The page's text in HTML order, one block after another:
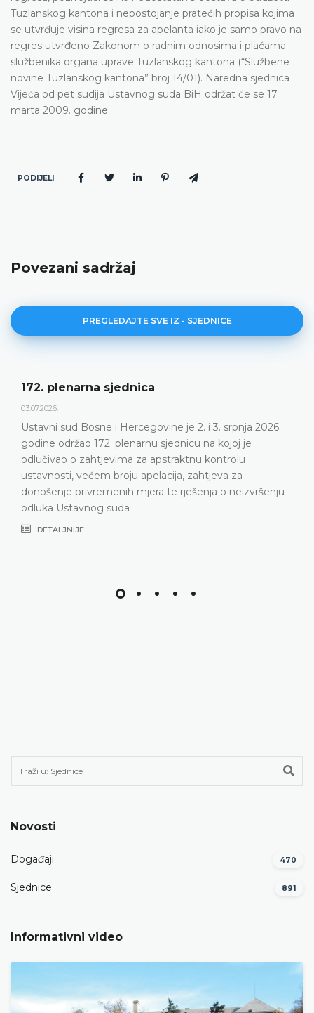
Tuzlanskog kantona i nepostojanje pratećih propisa kojima
se utvrđuje visina regresa za apelanta iako je samo pravo na
regres utvrđeno Zakonom o radnim odnosima i plaćama
službenika organa uprave Tuzlanskog kantona (“Službene
novine Tuzlanskog kantona” broj 14/01). Naredna sjednica
Vijeća od pet sudija Ustavnog suda BiH održat će se 17.
marta 2009. godine.
PODIJELI
Povezani sadržaj
PREGLEDAJTE SVE IZ - SJEDNICE
je 2. i 3. srpnja 2026.
na kojoj je
kontrolu
zahtjeva za
rješenja o neizvršenju
Ustavni sud Bosne i
plenarnu sjednicu 2. i 3.
DETALJNIJE
Novosti
Događaji 470
Sjednice 891
Informativni video